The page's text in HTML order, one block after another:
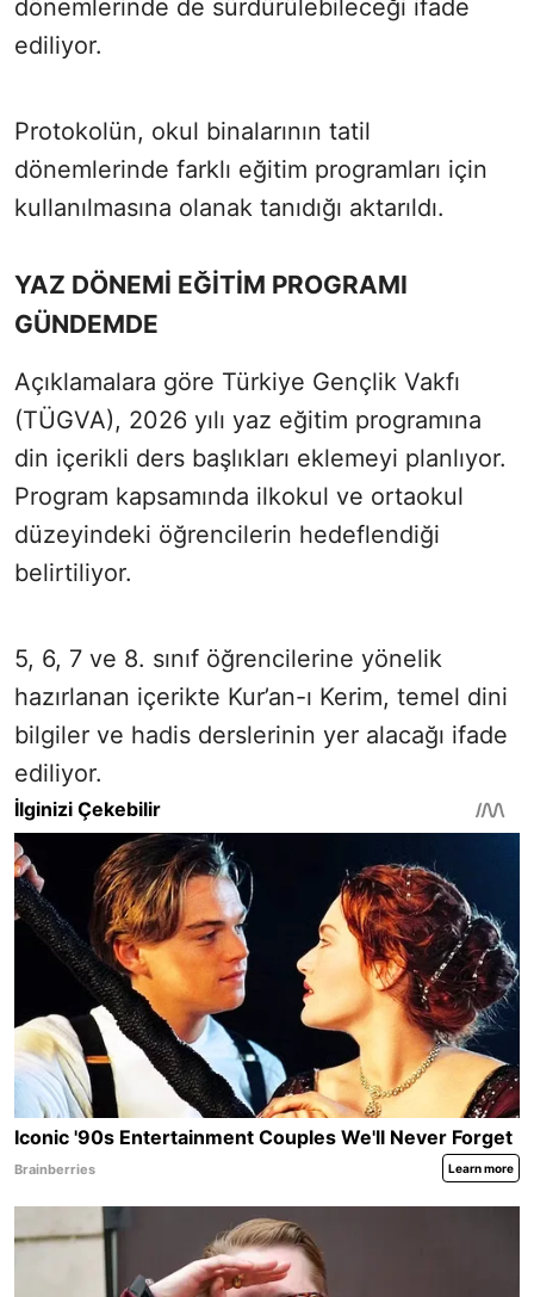
dönemlerinde de sürdürülebileceği ifade
ediliyor.
Protokolün, okul binalarının tatil
dönemlerinde farklı eğitim programları için
kullanılmasına olanak tanıdığı aktarıldı.
YAZ DÖNEMİ EĞİTİM PROGRAMI
GÜNDEMDE
Açıklamalara göre Türkiye Gençlik Vakfı
(TÜGVA), 2026 yılı yaz eğitim programına
din içerikli ders başlıkları eklemeyi planlıyor.
Program kapsamında ilkokul ve ortaokul
düzeyindeki öğrencilerin hedeflendiği
belirtiliyor.
5, 6, 7 ve 8. sınıf öğrencilerine yönelik
hazırlanan içerikte Kur’an-ı Kerim, temel dini
bilgiler ve hadis derslerinin yer alacağı ifade
ediliyor.